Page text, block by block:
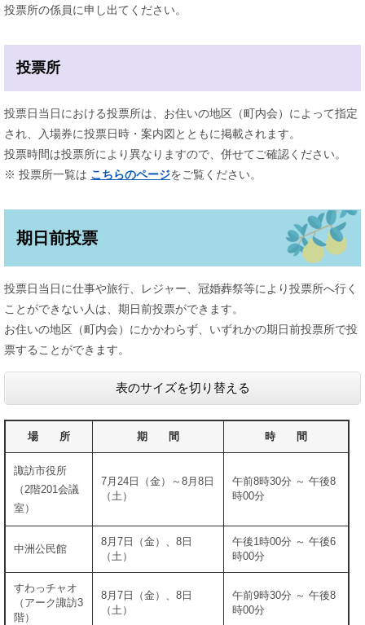
投票所の係員に申し出てください。
投票所
投票日当日における投票所は、お住いの地区（町内会）によって指定
され、入場券に投票日時・案内図とともに掲載されます。
投票時間は投票所により異なりますので、併せてご確認ください。
※ 投票所一覧は こちらのページをご覧ください。
期日前投票
投票日当日に仕事や旅行、レジャー、冠婚葬祭等により投票所へ行く
ことができない人は、期日前投票ができます。
お住いの地区（町内会）にかかわらず、いずれかの期日前投票所で投
票することができます。
表のサイズを切り替える
場 所 期 間 時 間
諏訪市役所
（2階201会議
室）
7月24日（金）～8月8日
（土）
午前8時30分 ～ 午後8
時00分
中洲公民館
8月7日（金）、8日
（土）
午後1時00分 ～ 午後6
時00分
すわっチャオ
（アーク諏訪3
階）
8月7日（金）、8日
（土）
午前9時30分 ～ 午後8
時00分